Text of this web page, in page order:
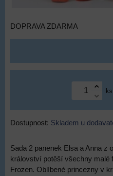
DOPRAVA ZDARMA
ks
Dostupnost: Skladem u
Sada 2 panenek Elsa a Anna z
království potěší všechny malé
Frozen. Oblíbené princezny v